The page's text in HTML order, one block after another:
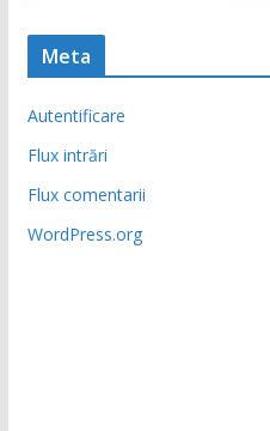
Meta
Autentificare
Flux intrări
Flux comentarii
WordPress.org